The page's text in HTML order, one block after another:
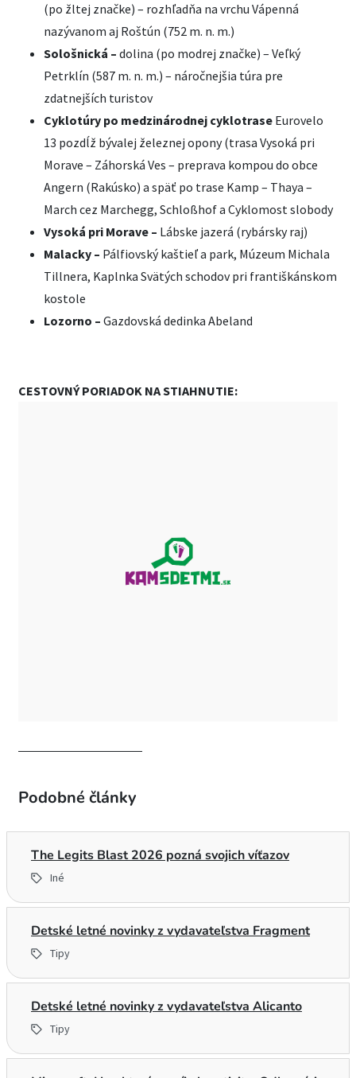
(po žltej značke) – rozhľadňa na vrchu Vápenná
nazývanom aj Roštún (752 m. n. m.)
Sološnická – dolina (po modrej značke) – Veľký
Petrklín (587 m. n. m.) – náročnejšia túra pre
zdatnejších turistov
Cyklotúry po medzinárodnej cyklotrase Eurovelo
13 pozdĺž bývalej železnej opony (trasa Vysoká pri
Morave – Záhorská Ves – preprava kompou do obce
Angern (Rakúsko) a späť po trase Kamp – Thaya –
March cez Marchegg, Schloßhof a Cyklomost slobody
Vysoká pri Morave – Lábske jazerá (rybársky raj)
Malacky – Pálfiovský kaštieľ a park, Múzeum Michala
Tillnera, Kaplnka Svätých schodov pri františkánskom
kostole
Lozorno – Gazdovská dedinka Abeland
CESTOVNÝ PORIADOK NA STIAHNUTIE:
Podobné články
The Legits Blast 2026 pozná svojich víťazov
Iné
Detské letné novinky z vydavateľstva Fragment
Tipy
Detské letné novinky z vydavateľstva Alicanto
Tipy